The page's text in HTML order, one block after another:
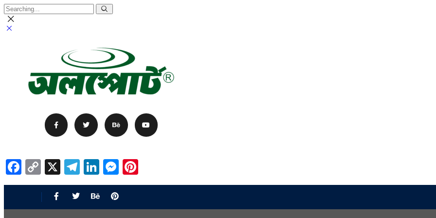
Facebook
Copy
Link
X Telegram
LinkedIn
Messenger